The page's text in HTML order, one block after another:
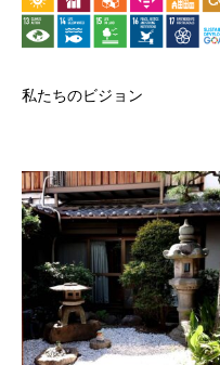
私たちのビジョン